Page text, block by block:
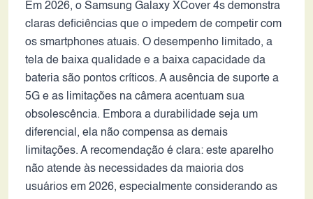
Em 2026, o Samsung Galaxy XCover 4s demonstra
claras deficiências que o impedem de competir com
os smartphones atuais. O desempenho limitado, a
tela de baixa qualidade e a baixa capacidade da
bateria são pontos críticos. A ausência de suporte a
5G e as limitações na câmera acentuam sua
obsolescência. Embora a durabilidade seja um
diferencial, ela não compensa as demais
limitações. A recomendação é clara: este aparelho
não atende às necessidades da maioria dos
usuários em 2026, especialmente considerando as